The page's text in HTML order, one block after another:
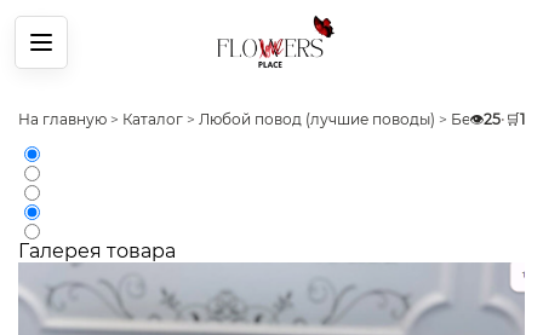
Меню
На главную > Каталог > Любой повод (лучшие поводы) > Без повода
👁️25• 🛒1
Галерея товара